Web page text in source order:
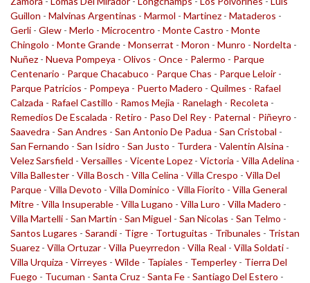
Guillon - Malvinas Argentinas - Marmol - Martinez - Mataderos -
Gerli - Glew - Merlo - Microcentro - Monte Castro - Monte
Chingolo - Monte Grande - Monserrat - Moron - Munro - Nordelta -
Nuñez - Nueva Pompeya - Olivos - Once - Palermo - Parque
Centenario - Parque Chacabuco - Parque Chas - Parque Leloir -
Parque Patricios - Pompeya - Puerto Madero - Quilmes - Rafael
Calzada - Rafael Castillo - Ramos Mejia - Ranelagh - Recoleta -
Remedios De Escalada - Retiro - Paso Del Rey - Paternal - Piñeyro -
Saavedra - San Andres - San Antonio De Padua - San Cristobal -
San Fernando - San Isidro - San Justo - Turdera - Valentin Alsina -
Velez Sarsfield - Versailles - Vicente Lopez - Victoria - Villa Adelina -
Villa Ballester - Villa Bosch - Villa Celina - Villa Crespo - Villa Del
Parque - Villa Devoto - Villa Dominico - Villa Fiorito - Villa General
Mitre - Villa Insuperable - Villa Lugano - Villa Luro - Villa Madero -
Villa Martelli - San Martin - San Miguel - San Nicolas - San Telmo -
Santos Lugares - Sarandi - Tigre - Tortuguitas - Tribunales - Tristan
Suarez - Villa Ortuzar - Villa Pueyrredon - Villa Real - Villa Soldati -
Villa Urquiza - Virreyes - Wilde - Tapiales - Temperley - Tierra Del
Fuego - Tucuman - Santa Cruz - Santa Fe - Santiago Del Estero -